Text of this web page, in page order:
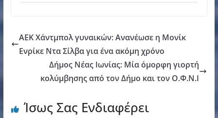
ΑΕΚ Χάντμπολ γυναικών: Ανανέωσε η Μονίκ
Ενρίκε Ντα Σίλβα για ένα ακόμη χρόνο
Δήμος Νέας Ιωνίας: Μία όμορφη γιορτή
κολύμβησης από τον Δήμο και τον Ο.Φ.Ν.Ι
Ίσως Σας Ενδιαφέρει